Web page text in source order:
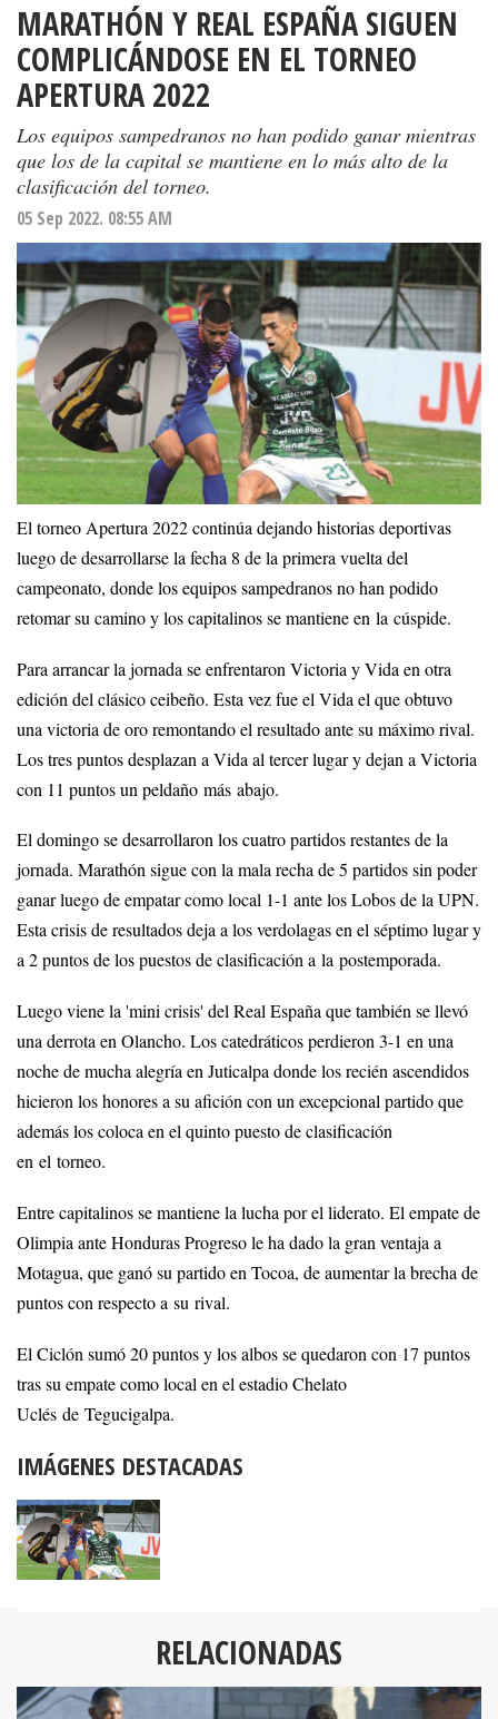
MARATHÓN Y REAL ESPAÑA SIGUEN
COMPLICÁNDOSE EN EL TORNEO
APERTURA 2022
Los equipos sampedranos no han podido ganar mientras
que los de la capital se mantiene en lo más alto de la
clasificación del torneo.
05 Sep 2022. 08:55 AM
El torneo Apertura 2022 continúa dejando historias deportivas
luego de desarrollarse la fecha 8 de la primera vuelta del
campeonato, donde los equipos sampedranos no han podido
retomar su camino y los capitalinos se mantiene en la cúspide.
Para arrancar la jornada se enfrentaron Victoria y Vida en otra
edición del clásico ceibeño. Esta vez fue el Vida el que obtuvo
una victoria de oro remontando el resultado ante su máximo rival.
Los tres puntos desplazan a Vida al tercer lugar y dejan a Victoria
con 11 puntos un peldaño más abajo.
El domingo se desarrollaron los cuatro partidos restantes de la
jornada. Marathón sigue con la mala recha de 5 partidos sin poder
ganar luego de empatar como local 1-1 ante los Lobos de la UPN.
Esta crisis de resultados deja a los verdolagas en el séptimo lugar y
a 2 puntos de los puestos de clasificación a la postemporada.
Luego viene la 'mini crisis' del Real España que también se llevó
una derrota en Olancho. Los catedráticos perdieron 3-1 en una
noche de mucha alegría en Juticalpa donde los recién ascendidos
hicieron los honores a su afición con un excepcional partido que
además los coloca en el quinto puesto de clasificación
en el torneo.
Entre capitalinos se mantiene la lucha por el liderato. El empate de
Olimpia ante Honduras Progreso le ha dado la gran ventaja a
Motagua, que ganó su partido en Tocoa, de aumentar la brecha de
puntos con respecto a su rival.
El Ciclón sumó 20 puntos y los albos se quedaron con 17 puntos
tras su empate como local en el estadio Chelato
Uclés de Tegucigalpa.
IMÁGENES DESTACADAS
RELACIONADAS